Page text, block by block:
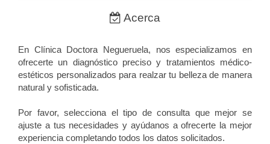
Acerca
En Clínica Doctora Negueruela, nos especializamos en
ofrecerte un diagnóstico preciso y tratamientos médico-
estéticos personalizados para realzar tu belleza de manera
natural y sofisticada.
Por favor, selecciona el tipo de consulta que mejor se
ajuste a tus necesidades y ayúdanos a ofrecerte la mejor
experiencia completando todos los datos solicitados.